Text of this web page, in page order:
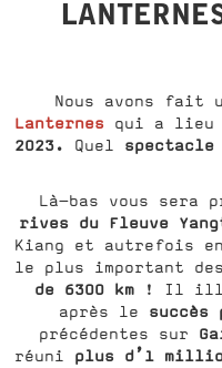
Nous avons fait
Lanternes
qui a lieu
2023.
Quel spectacle
Là-bas vous sera
rives du Fleuve
Kiang et autrefois
le plus important
de 6300 km
! Il
après le succès
précédentes sur
réuni plus d’1